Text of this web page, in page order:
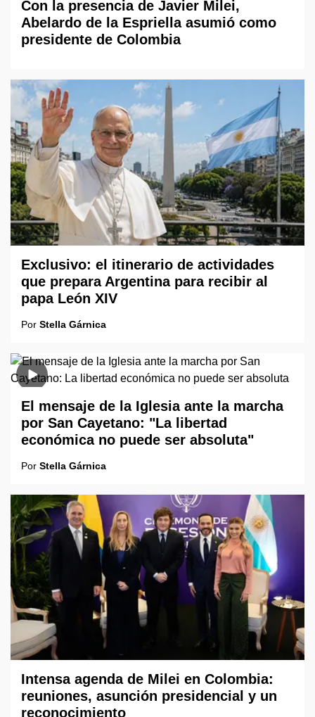
Con la presencia de Javier Milei,
Abelardo de la Espriella asumió como
presidente de Colombia
Exclusivo: el itinerario de actividades
que prepara Argentina para recibir al
papa León XIV
Por Stella Gárnica
El mensaje de la Iglesia ante la marcha
por San Cayetano: "La libertad
económica no puede ser absoluta"
Por Stella Gárnica
Intensa agenda de Milei en Colombia:
reuniones, asunción presidencial y un
reconocimiento